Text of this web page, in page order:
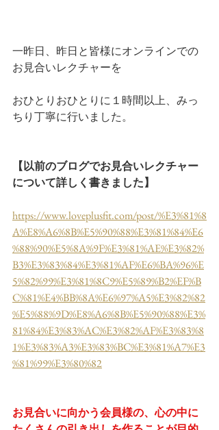
一昨日、昨日と皆様にオンラインでの
お見合いレクチャーを
おひとりおひとりに１時間以上、みっ
ちり丁寧に行いました。
【以前のブログでお見合いレクチャー
について詳しく書きました】
https://www.loveplusfit.com/post/%E3%81%8
A%E8%A6%8B%E5%90%88%E3%81%84%E6
%88%90%E5%8A%9F%E3%81%AE%E3%82%
B3%E3%83%84%E3%81%AF%E6%BA%96%E
5%82%99%E3%81%8C9%E5%89%B2%EF%B
C%81%E4%BB%8A%E6%97%A5%E3%82%82
%E5%88%9D%E8%A6%8B%E5%90%88%E3%
81%84%E3%83%AC%E3%82%AF%E3%83%8
1%E3%83%A3%E3%83%BC%E3%81%A7%E3
%81%99%E3%80%82
お見合いに向かう会員様の、心の中に